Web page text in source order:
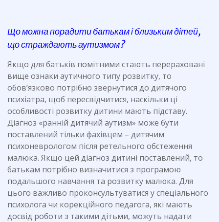
Що можна порадити батькам і близьким дітей,
що страждають аутизмом?
Якщо для батьків помітними стають перераховані
вище ознаки аутичного типу розвитку, то
обов’язково потрібно звернутися до дитячого
психіатра, щоб пересвідчитися, наскільки ці
особливості розвитку дитини мають підставу.
Діагноз «ранній дитячий аутизм» може бути
поставлений тільки фахівцем – дитячим
психоневрологом після ретельного обстеження
малюка. Якщо цей діагноз дитині поставлений, то
батькам потрібно визначитися з програмою
подальшого навчання та розвитку малюка. Для
цього важливо проконсультуватися у спеціального
психолога чи корекційного педагога, які мають
досвід роботи з такими дітьми, можуть надати